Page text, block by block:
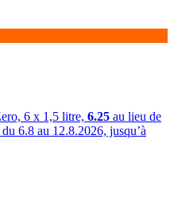
6 x 1,5 litre, 6.25 au lieu de
6.8 au 12.8.2026, jusqu’à